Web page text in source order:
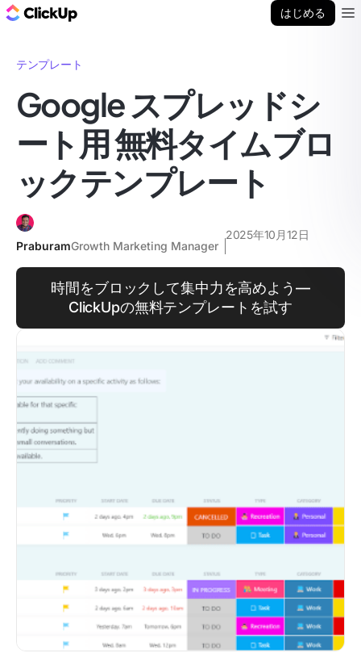
はじめる
テンプレート
Google スプレッドシ
ート用 無料タイムブロ
ックテンプレート
PraburamGrowth Marketing Manager
2025年10月12日
時間をブロックして集中力を高めよう—
ClickUpの無料テンプレートを試す